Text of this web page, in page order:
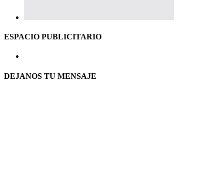
ESPACIO PUBLICITARIO
DEJANOS TU MENSAJE